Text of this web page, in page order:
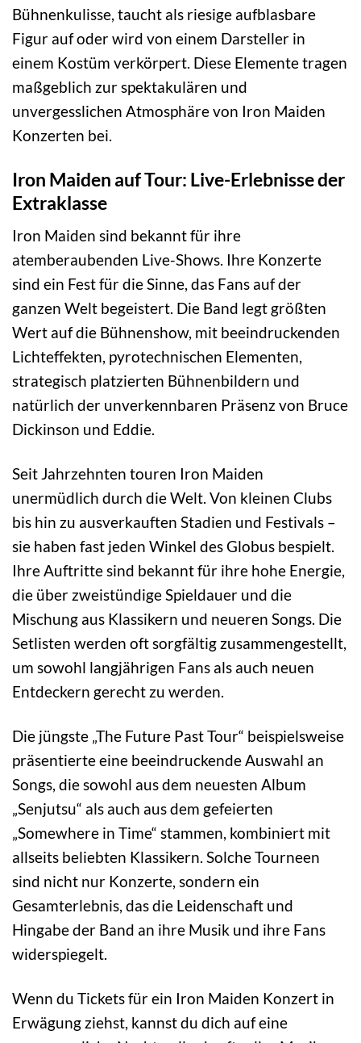
Bühnenkulisse, taucht als riesige aufblasbare
Figur auf oder wird von einem Darsteller in
einem Kostüm verkörpert. Diese Elemente tragen
maßgeblich zur spektakulären und
unvergesslichen Atmosphäre von Iron Maiden
Konzerten bei.
Iron Maiden auf Tour: Live-Erlebnisse der
Extraklasse
Iron Maiden sind bekannt für ihre
atemberaubenden Live-Shows. Ihre Konzerte
sind ein Fest für die Sinne, das Fans auf der
ganzen Welt begeistert. Die Band legt größten
Wert auf die Bühnenshow, mit beeindruckenden
Lichteffekten, pyrotechnischen Elementen,
strategisch platzierten Bühnenbildern und
natürlich der unverkennbaren Präsenz von Bruce
Dickinson und Eddie.
Seit Jahrzehnten touren Iron Maiden
unermüdlich durch die Welt. Von kleinen Clubs
bis hin zu ausverkauften Stadien und Festivals –
sie haben fast jeden Winkel des Globus bespielt.
Ihre Auftritte sind bekannt für ihre hohe Energie,
die über zweistündige Spieldauer und die
Mischung aus Klassikern und neueren Songs. Die
Setlisten werden oft sorgfältig zusammengestellt,
um sowohl langjährigen Fans als auch neuen
Entdeckern gerecht zu werden.
Die jüngste „The Future Past Tour“ beispielsweise
präsentierte eine beeindruckende Auswahl an
Songs, die sowohl aus dem neuesten Album
„Senjutsu“ als auch aus dem gefeierten
„Somewhere in Time“ stammen, kombiniert mit
allseits beliebten Klassikern. Solche Tourneen
sind nicht nur Konzerte, sondern ein
Gesamterlebnis, das die Leidenschaft und
Hingabe der Band an ihre Musik und ihre Fans
widerspiegelt.
Wenn du Tickets für ein Iron Maiden Konzert in
Erwägung ziehst, kannst du dich auf eine